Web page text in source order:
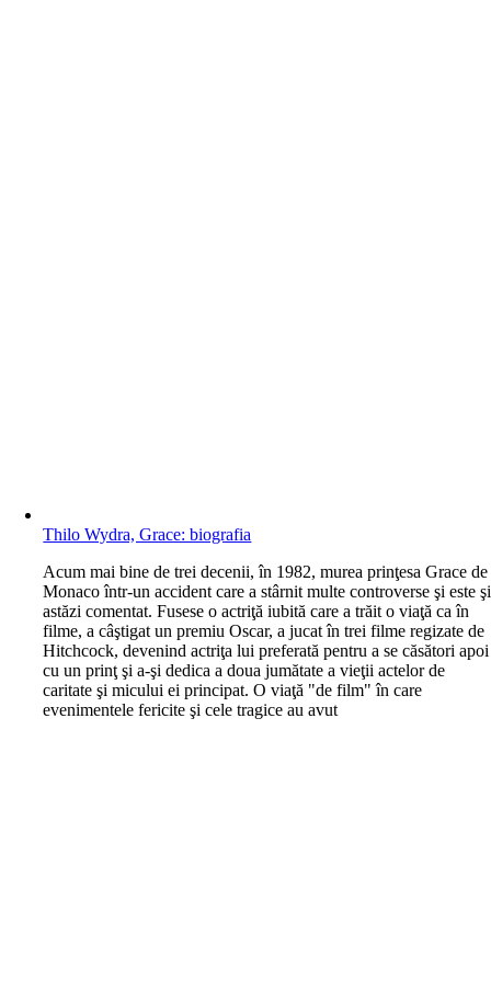
Thilo Wydra, Grace: biografia
Acum mai bine de trei decenii, în 1982, murea prinţesa Grace de
Monaco într-un accident care a stârnit multe controverse şi este şi
astăzi comentat. Fusese o actriţă iubită care a trăit o viaţă ca în
filme, a câştigat un premiu Oscar, a jucat în trei filme regizate de
Hitchcock, devenind actriţa lui preferată pentru a se căsători apoi
cu un prinţ şi a-şi dedica a doua jumătate a vieţii actelor de
caritate şi micului ei principat. O viaţă "de film" în care
evenimentele fericite şi cele tragice au avut